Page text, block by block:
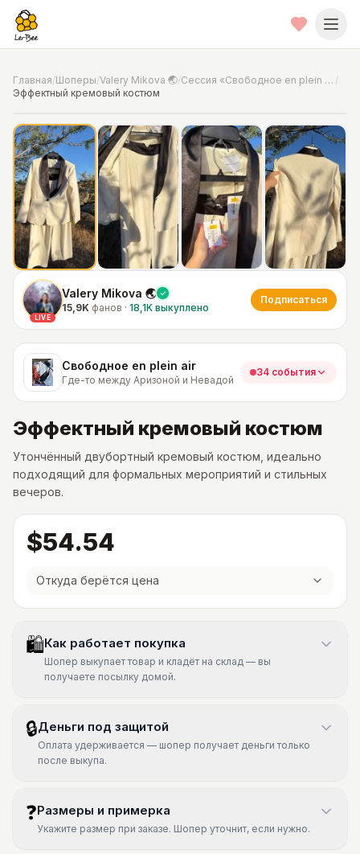
Главная/Шоперы/Valery Mikova 🌏/ Сессия «Свободное en plein air» /
Эффектный кремовый костюм
📍Фото от шопера·Где-то между Аризоной и Невадой
LIVE
Valery Mikova 🌏
15,9K фанов · 18,1K выкуплено
Подписаться
Свободное en plein air
Где-то между Аризоной и Невадой
34 события
Эффектный кремовый костюм
Утончённый двубортный кремовый костюм, идеально
подходящий для формальных мероприятий и стильных
вечеров.
$54.54
Откуда берётся цена
🛍Как работает покупка
Шопер выкупает товар и кладёт на склад — вы
получаете посылку домой.
🔒Деньги под защитой
Оплата удерживается — шопер получает деньги только
после выкупа.
❓Размеры и примерка
Укажите размер при заказе. Шопер уточнит, если нужно.